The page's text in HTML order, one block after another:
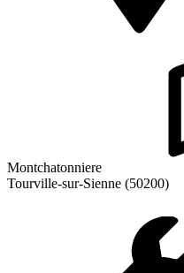
Montchatonniere
Tourville-sur-Sienne (50200)